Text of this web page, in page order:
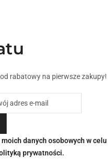
rabatowy na pierwsze zakupy!
danych osobowych w celu
prywatności.